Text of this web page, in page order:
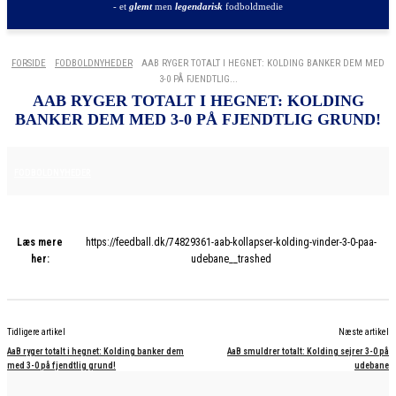
- et glemtmen legendarisk fodboldmedie
FORSIDE FODBOLDNYHEDER
AAB RYGER TOTALT I HEGNET: KOLDING BANKER DEM MED
3-0 PÅ FJENDTLIG...
AAB RYGER TOTALT I HEGNET: KOLDING
BANKER DEM MED 3-0 PÅ FJENDTLIG GRUND!
Læs mere
her:
https://feedball.dk/74829361-aab-kollapser-kolding-vinder-3-0-paa-
udebane__trashed
Tidligere artikel
AaB ryger totalt i hegnet: Kolding banker dem
med 3-0 på fjendtlig grund!
Næste artikel
AaB smuldrer totalt: Kolding sejrer 3-0 på
udebane